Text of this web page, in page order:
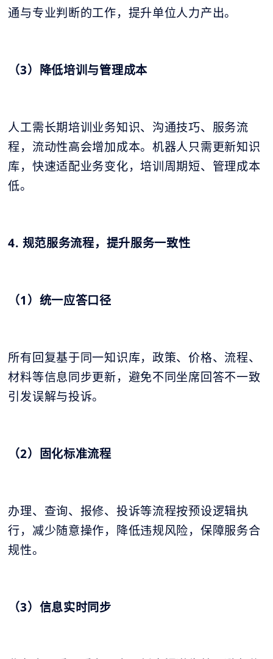
通与专业判断的工作，提升单位人力产出。
（3）降低培训与管理成本
人工需长期培训业务知识、沟通技巧、服务流
程，流动性高会增加成本。机器人只需更新知识
库，快速适配业务变化，培训周期短、管理成本
低。
4. 规范服务流程，提升服务一致性
（1）统一应答口径
所有回复基于同一知识库，政策、价格、流程、
材料等信息同步更新，避免不同坐席回答不一致
引发误解与投诉。
（2）固化标准流程
办理、查询、报修、投诉等流程按预设逻辑执
行，减少随意操作，降低违规风险，保障服务合
规性。
（3）信息实时同步